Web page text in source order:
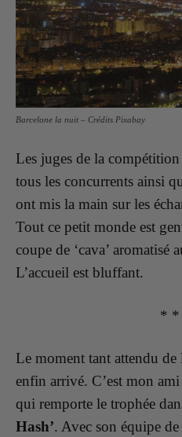
Barcelone la nuit – Crédits Pixabay
Les juges de la
tous les concurrents ainsi
ont mis la main sur les
Tout ce petit monde est
coupe de ‘cava’ aromatisé
L’accueil est bluffant.
* *
Le moment tant attendu de
enfin arrivé. C’est mon ami
qui remporte le trophée
Hash’. Avec son équipe